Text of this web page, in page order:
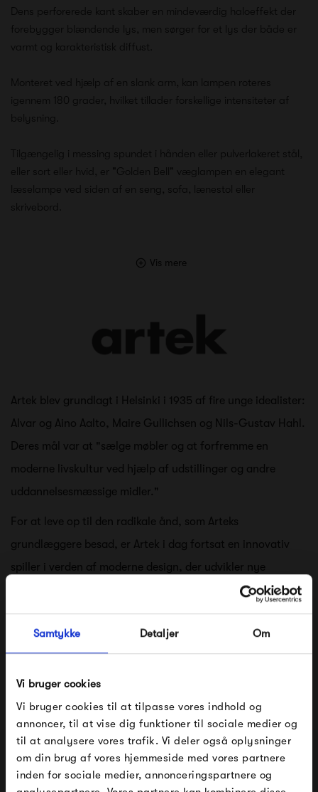
Samtykke Detaljer Om
Vi bruger cookies
Vi bruger cookies til at tilpasse vores indhold og
annoncer, til at vise dig funktioner til sociale medier og
til at analysere vores trafik. Vi deler også oplysninger
om din brug af vores hjemmeside med vores partnere
inden for sociale medier, annonceringspartnere og
Dens perforerede kant skaber en mindeværdig haloeffekt der
forebygger blændende lys, men sørger for et lys der både er
varmt og karakteristisk diffust.
Monteret ved hjælp af en slank arm, kan lampen roteres
igennem 180 grader, hvilket tillader forskellige intensiteter af
belysning.
Tilgængelig i messing spundet i hånden eller pulverlakeret stål,
eller sort eller hvid, er "Golden Bell" væglampen en elegant
læselampe ved siden af en seng, sofa, lænestol eller
skrivebord.
Vis mere
Artek blev grundlagt i Helsinki i 1935 af fire unge idealister:
Alvar og Aino Aalto, Maire Gullichsen og Nils-Gustav Hahl.
Deres mål var at "sælge møbler og at forfremme en
moderne livskultur ved hjælp af udstillinger og andre
uddannelsesmæssige midler."
For at leve op til den radikale ånd, som Arteks
grundlæggere besad, er Artek i dag fortsat en innovativ
spiller i verden af moderne design, der udvikler nye
produkter i skæringspunktet mellem design, arkitektur og
kunst.
Artek kollektionen består af møbler, belysning og tilbehør
designet af finske håndværkere og ledende internationale
designere. Artek står for klarhed, funktionalitet og poetisk
enkelthed.
FÅ 10% PÅ DIN NÆSTE ORDRE